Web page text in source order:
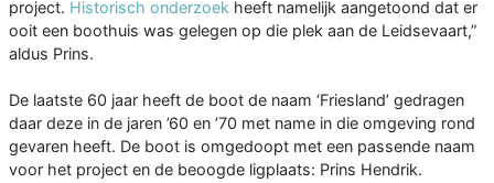
project. Historisch onderzoek heeft namelijk aangetoond dat er
ooit een boothuis was gelegen op die plek aan de Leidsevaart,”
aldus Prins.
De laatste 60 jaar heeft de boot de naam ‘Friesland’ gedragen
daar deze in de jaren ’60 en ’70 met name in die omgeving rond
gevaren heeft. De boot is omgedoopt met een passende naam
voor het project en de beoogde ligplaats: Prins Hendrik.